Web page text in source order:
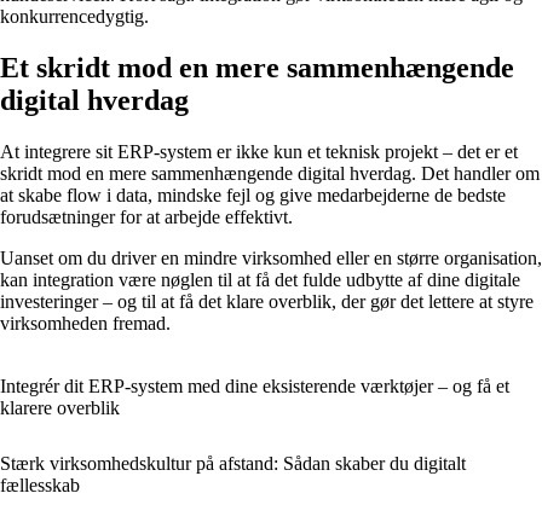
konkurrencedygtig.
Et skridt mod en mere sammenhængende
digital hverdag
At integrere sit ERP-system er ikke kun et teknisk projekt – det er et
skridt mod en mere sammenhængende digital hverdag. Det handler om
at skabe flow i data, mindske fejl og give medarbejderne de bedste
forudsætninger for at arbejde effektivt.
Uanset om du driver en mindre virksomhed eller en større organisation,
kan integration være nøglen til at få det fulde udbytte af dine digitale
investeringer – og til at få det klare overblik, der gør det lettere at styre
virksomheden fremad.
Integrér dit ERP-system med dine eksisterende værktøjer – og få et
klarere overblik
Stærk virksomhedskultur på afstand: Sådan skaber du digitalt
fællesskab